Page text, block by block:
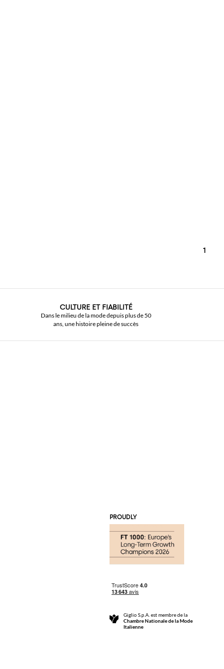
1
CULTURE ET FIABILITÉ
Dans le milieu de la mode depuis plus de 50
ans, une histoire pleine de succès
PROUDLY
Giglio S.p.A. est membre de la
Chambre Nationale de la Mode
Italienne